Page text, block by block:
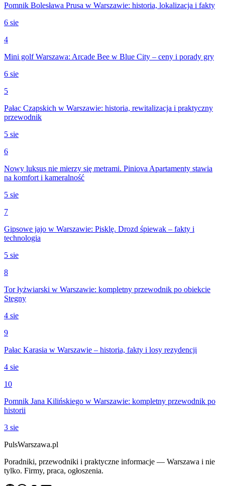
Pomnik Bolesława Prusa w Warszawie: historia, lokalizacja i fakty
6 sie
4
Mini golf Warszawa: Arcade Bee w Blue City – ceny i porady gry
6 sie
5
Pałac Czapskich w Warszawie: historia, rewitalizacja i praktyczny
przewodnik
5 sie
6
Nowy luksus nie mierzy się metrami. Piniova Apartamenty stawia
na komfort i kameralność
5 sie
7
Gipsowe jajo w Warszawie: Pisklę. Drozd śpiewak – fakty i
technologia
5 sie
8
Tor łyżwiarski w Warszawie: kompletny przewodnik po obiekcie
Stegny
4 sie
9
Pałac Karasia w Warszawie – historia, fakty i losy rezydencji
4 sie
10
Pomnik Jana Kilińskiego w Warszawie: kompletny przewodnik po
historii
3 sie
PulsWarszawa.pl
Poradniki, przewodniki i praktyczne informacje — Warszawa i nie
tylko. Firmy, praca, ogłoszenia.